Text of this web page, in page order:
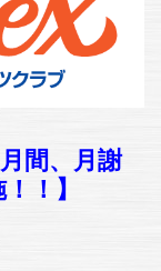
間、月謝
！】